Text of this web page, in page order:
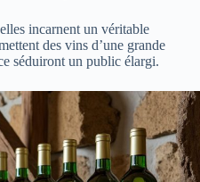
incarnent un véritable
des vins d’une grande
séduiront un public élargi.